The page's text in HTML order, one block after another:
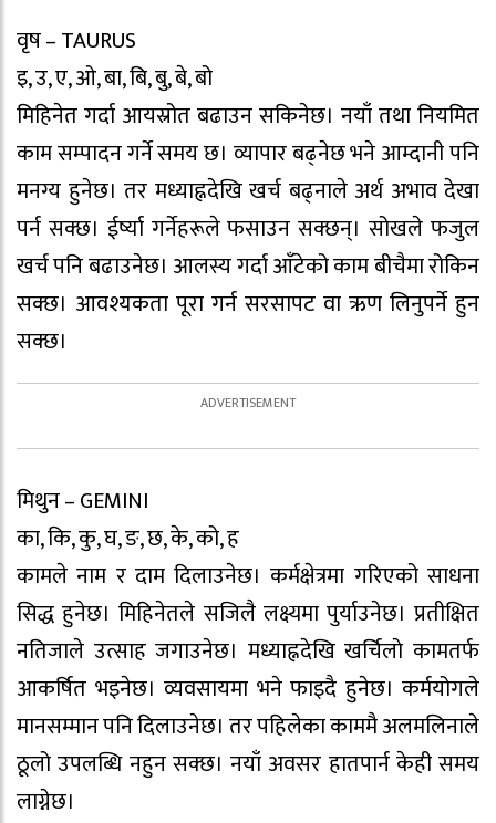
वृष – TAURUS
इ, उ, ए, ओ, बा, बि, बु, बे, बो
मिहिनेत गर्दा आयस्रोत बढाउन सकिनेछ। नयाँ तथा नियमित
काम सम्पादन गर्ने समय छ। व्यापार बढ्नेछ भने आम्दानी पनि
मनग्य हुनेछ। तर मध्याह्नदेखि खर्च बढ्नाले अर्थ अभाव देखा
पर्न सक्छ। ईर्ष्या गर्नेहरूले फसाउन सक्छन्। सोखले फजुल
खर्च पनि बढाउनेछ। आलस्य गर्दा आँटेको काम बीचैमा रोकिन
सक्छ। आवश्यकता पूरा गर्न सरसापट वा ऋण लिनुपर्ने हुन
सक्छ।
मिथुन – GEMINI
का, कि, कु, घ, ङ, छ, के, को, ह
कामले नाम र दाम दिलाउनेछ। कर्मक्षेत्रमा गरिएको साधना
सिद्ध हुनेछ। मिहिनेतले सजिलै लक्ष्यमा पुर्याउनेछ। प्रतीक्षित
नतिजाले उत्साह जगाउनेछ। मध्याह्नदेखि खर्चिलाे कामतर्फ
आकर्षित भइनेछ। व्यवसायमा भने फाइदै हुनेछ। कर्मयोगले
मानसम्मान पनि दिलाउनेछ। तर पहिलेका काममै अलमलिनाले
ठूलो उपलब्धि नहुन सक्छ। नयाँ अवसर हातपार्न केही समय
लाग्नेछ।